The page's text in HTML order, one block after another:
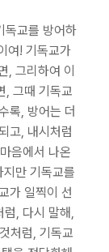
독교를 방어하
여! 기독교가
, 그리하여 이
, 그때 기독교
록, 방어는 더
고, 내시처럼
음에서 나온
만 기독교를
가 일찍이 선
, 다시 말해,
처럼, 기독교